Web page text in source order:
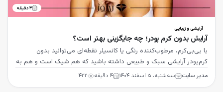
۴دقیقه
آرایشی و زیبایی
آرایش بدون کرم پودر؛ چه جایگزینی بهتر است؟
با بی‌بی‌کرم، مرطوب‌کننده رنگی یا کانسیلر نقطه‌ای می‌توانید بدون
کرم‌پودر آرایشی سبک و طبیعی داشته باشید که هم شیک است و هم به
سلامت پوست کمک می‌کند.
مدیر سایت سه‌شنبه، ۵ اسفند ۱۴۰۴ ۴ دقیقه ۴۲۲